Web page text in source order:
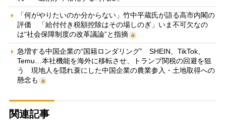
「何がやりたいのか分からない」竹中平蔵氏が語る高市内閣の
評価 「給付付き税額控除はその場しのぎ」いま不可欠なの
は“社会保障制度の改革議論”と指摘
急増する中国企業の“国籍ロンダリング” SHEIN、TikTok、
Temu…本社機能を海外に移転させ、トランプ関税の回避を狙
う 現地人を隠れ蓑にした中国企業の農業参入・土地取得への
懸念も
関連記事